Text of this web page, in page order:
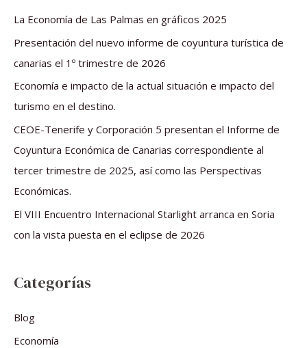
aLa Economía de Las Palmas en gráficos 2025
Presentación del nuevo informe de coyuntura turística de
canarias el 1º trimestre de 2026
Economía e impacto de la actual situación e impacto del
turismo en el destino.
CEOE-Tenerife y Corporación 5 presentan el Informe de
Coyuntura Económica de Canarias correspondiente al
tercer trimestre de 2025, así como las Perspectivas
Económicas.
El VIII Encuentro Internacional Starlight arranca en Soria
con la vista puesta en el eclipse de 2026
Categorías
Blog
Economía